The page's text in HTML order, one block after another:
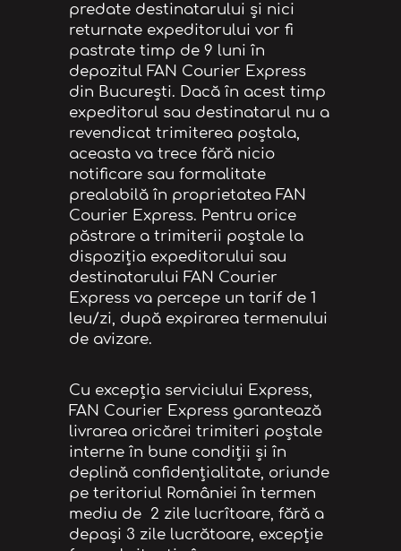
predate destinatarului și nici
returnate expeditorului vor fi
pastrate timp de 9 luni în
depozitul FAN Courier Express
din București. Dacă în acest timp
expeditorul sau destinatarul nu a
revendicat trimiterea poștala,
aceasta va trece fără nicio
notificare sau formalitate
prealabilă în proprietatea FAN
Courier Express. Pentru orice
păstrare a trimiterii poștale la
dispoziția expeditorului sau
destinatarului FAN Courier
Express va percepe un tarif de 1
leu/zi, după expirarea termenului
de avizare.
Cu excepția serviciului Express,
FAN Courier Express garantează
livrarea oricărei trimiteri poștale
interne în bune condiții și în
deplină confidențialitate, oriunde
pe teritoriul României în termen
mediu de 2 zile lucrîtoare, fără a
depași 3 zile lucrătoare, excepție